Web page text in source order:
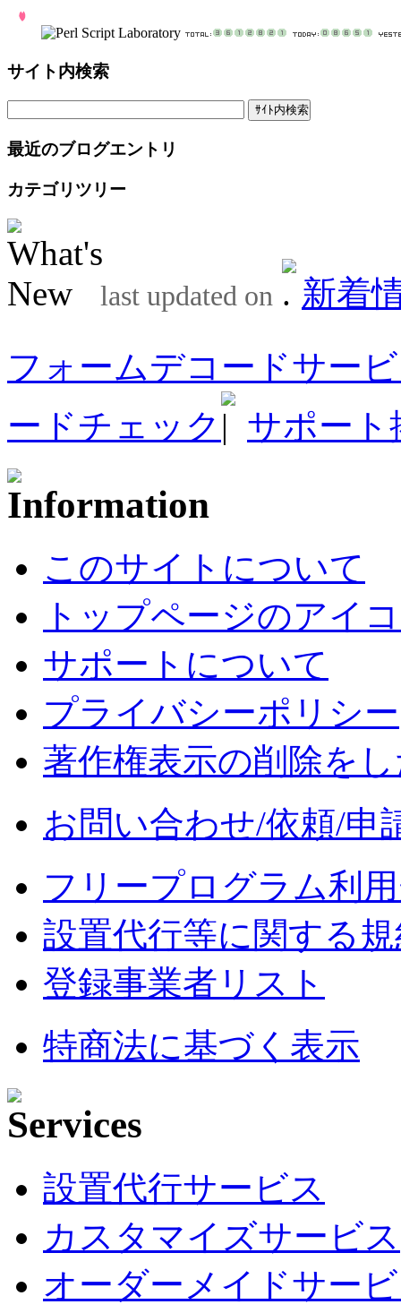
サイト内検索
最近のブログエントリ
カテゴリツリー
last updated on
新着
フォームデコードサー
ードチェック
サポート
このサイトについて
トップページのアイ
サポートについて
プライバシーポリシー
著作権表示の削除を
お問い合わせ/依頼/申
フリープログラム利
設置代行等に関する
登録事業者リスト
特商法に基づく表示
設置代行サービス
カスタマイズサービス
オーダーメイドサー